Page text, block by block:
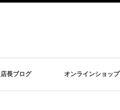
店長ブログ オンラインショップ